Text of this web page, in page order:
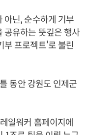
아닌, 순수하게 기부
공유하는 뜻깊은 행사
부 프로젝트'로 불린
동안 강원도 인제군
일워커 홈페이지에